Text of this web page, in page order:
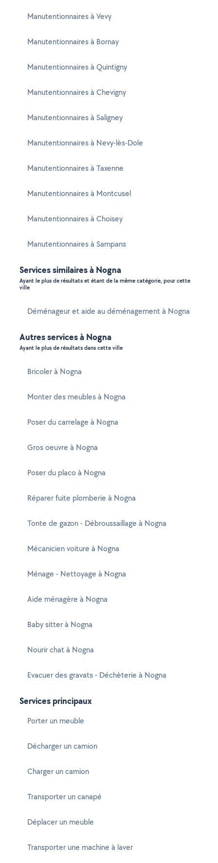
Manutentionnaires à Vevy
Manutentionnaires à Bornay
Manutentionnaires à Quintigny
Manutentionnaires à Chevigny
Manutentionnaires à Saligney
Manutentionnaires à Nevy-lès-Dole
Manutentionnaires à Taxenne
Manutentionnaires à Montcusel
Manutentionnaires à Choisey
Manutentionnaires à Sampans
Services similaires à Nogna
Ayant le plus de résultats et étant de la même catégorie, pour cette
ville
Déménageur et aide au déménagement à Nogna
Autres services à Nogna
Ayant le plus de résultats dans cette ville
Bricoler à Nogna
Monter des meubles à Nogna
Poser du carrelage à Nogna
Gros oeuvre à Nogna
Poser du placo à Nogna
Réparer fuite plomberie à Nogna
Tonte de gazon - Débroussaillage à Nogna
Mécanicien voiture à Nogna
Ménage - Nettoyage à Nogna
Aide ménagère à Nogna
Baby sitter à Nogna
Nourir chat à Nogna
Evacuer des gravats - Déchèterie à Nogna
Services principaux
Porter un meuble
Décharger un camion
Charger un camion
Transporter un canapé
Déplacer un meuble
Transporter une machine à laver